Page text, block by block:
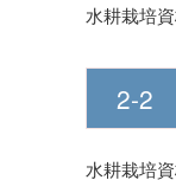
水耕栽培
2-2
水耕栽培